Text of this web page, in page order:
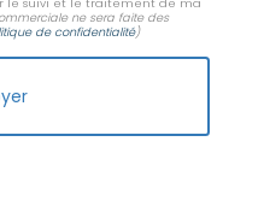
le suivi et le traitement de ma
ne sera faite des
de confidentialité)